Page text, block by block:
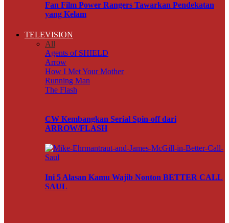
Fan Film Power Rangers Tawarkan Pendekatan
yang Kelam
TELEVISION
All
Agents of SHIELD
Arrow
How I Met Your Mother
Running Man
The Flash
CW Kembangkan Serial Spin-off dari
ARROW/FLASH
Ini 5 Alasan Kamu Wajib Nonton BETTER CALL
SAUL